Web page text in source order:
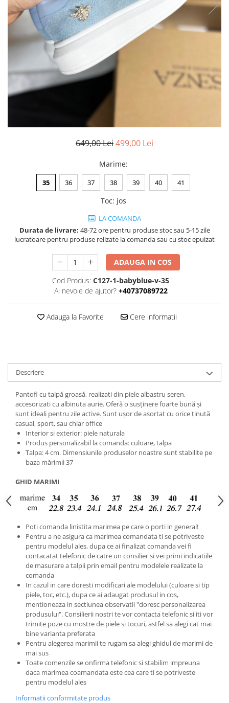
Posete
Plic
Borsete
Mov
Visiniu
Maro
649,00 Lei499,00 Lei
Marime:
35 36 37 38 39 40 41
Toc: jos
LA COMANDA
Durata de livrare: 48-72 ore pentru produse stoc sau 5-15 zile
lucratoare pentru produse relizate la comanda sau cu stoc epuizat
ADAUGA IN COS
Cod Produs: C127-1-babyblue-v-35
Ai nevoie de ajutor? +40737089722
Adauga la Favorite Cere informatii
Descriere
Pantofi cu talpă groasă, realizati din piele albastru seren,
accesorizati cu albinuta aurie. Oferă o susținere foarte bună și
sunt ideali pentru zile active. Sunt ușor de asortat cu orice ținută
casual, sport, sau chiar office
Interior si exterior: piele naturala
Produs personalizabil la comanda: culoare, talpa
Talpa: 4 cm. Dimensiunile produselor noastre sunt stabilite pe
baza mărimii 37
GHID MARIMI
Poti comanda linistita marimea pe care o porti in general!
Pentru a ne asigura ca marimea comandata ti se potriveste
pentru modelul ales, dupa ce ai finalizat comanda vei fi
contacatat telefonic de catre un consilier si vei primi indicatiile
de masurare a talpii prin email pentru modelele realizate la
comanda
In cazul in care doresti modificari ale modelului (culoare si tip
piele, toc, etc.), dupa ce ai adaugat produsul in cos,
mentioneaza in sectiunea observatii "doresc personalizarea
produsului". Consilierii nostri te vor contacta telefonic si iti vor
trimite poze cu mostre de piele si tocuri, astfel sa alegi cat mai
bine varianta preferata
Pentru alegerea marimii te rugam sa alegi ghidul de marimi de
mai sus
Toate comenzile se onfirma telefonic si stabilim impreuna
daca marimea coamandata este cea care ti se potriveste
pentru modelul ales
Informatii conformitate produs